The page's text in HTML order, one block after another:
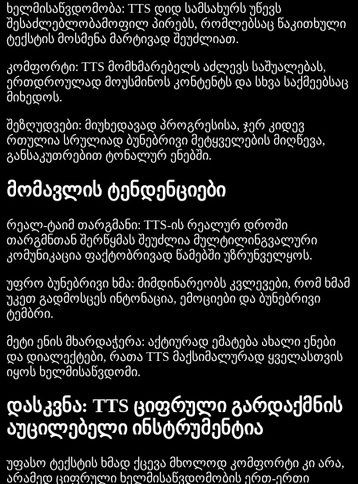
ხელმისაწვდომობა: TTS დიდ სამსახურს უწევს
შესაძლებლობამოფილ პირებს, რომლებსაც წაკითხული
ტექსტის მოსმენა მარტივად შეუძლიათ.
კომფორტი: TTS მომხმარებელს აძლევს საშუალებას,
ერთდროულად მოუსმინოს კონტენტს და სხვა საქმეებსაც
მიხედოს.
შეზღუდვები: მიუხედავად პროგრესისა, ჯერ კიდევ
რთულია სრულიად ბუნებრივი მეტყველების მიღწევა,
განსაკუთრებით ტონალურ ენებში.
მომავლის ტენდენციები
რეალ-ტაიმ თარგმანი: TTS-ის რეალურ დროში
თარგმნთან შერწყმას შეუძლია მულტილინგვალური
კომუნიკაცია ფაქტობრივად წამებში უზრუნველყოს.
უფრო ბუნებრივი ხმა: მიმდინარეობს კვლევები, რომ ხმამ
უკეთ გადმოსცეს ინტონაცია, ემოციები და ბუნებრივი
ტემბრი.
მეტი ენის მხარდაჭერა: აქტიურად ემატება ახალი ენები
და დიალექტები, რათა TTS მაქსიმალურად ყველასთვის
იყოს ხელმისაწვდომი.
დასკვნა: TTS ციფრული გარდაქმნის
აუცილებელი ინსტრუმენტია
უფასო ტექსტის ხმად ქცევა მხოლოდ კომფორტი კი არა,
არამედ ციფრული ხელმისაწვდომობის ერთ-ერთი